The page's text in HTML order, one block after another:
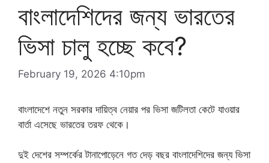
বাংলাদেশিদের জন্য ভারতের
ভিসা চালু হচ্ছে কবে?
February 19, 2026 4:10pm
বাংলাদেশে নতুন সরকার দায়িত্ব নেয়ার পর ভিসা জটিলতা কেটে যাওয়ার
বার্তা এসেছে ভারতের তরফ থেকে।
দুই দেশের সম্পর্কের টানাপোড়েনে গত দেড় বছর বাংলাদেশিদের জন্য ভিসা